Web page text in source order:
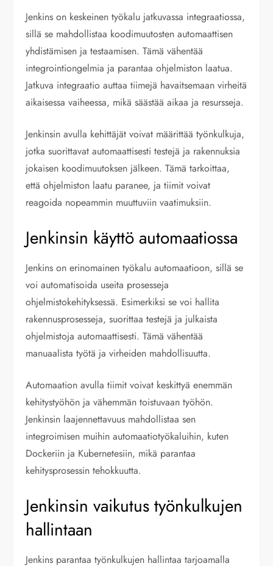
Jenkins on keskeinen työkalu jatkuvassa integraatiossa,
sillä se mahdollistaa koodimuutosten automaattisen
yhdistämisen ja testaamisen. Tämä vähentää
integrointiongelmia ja parantaa ohjelmiston laatua.
Jatkuva integraatio auttaa tiimejä havaitsemaan virheitä
aikaisessa vaiheessa, mikä säästää aikaa ja resursseja.
Jenkinsin avulla kehittäjät voivat määrittää työnkulkuja,
jotka suorittavat automaattisesti testejä ja rakennuksia
jokaisen koodimuutoksen jälkeen. Tämä tarkoittaa,
että ohjelmiston laatu paranee, ja tiimit voivat
reagoida nopeammin muuttuviin vaatimuksiin.
Jenkinsin käyttö automaatiossa
Jenkins on erinomainen työkalu automaatioon, sillä se
voi automatisoida useita prosesseja
ohjelmistokehityksessä. Esimerkiksi se voi hallita
rakennusprosesseja, suorittaa testejä ja julkaista
ohjelmistoja automaattisesti. Tämä vähentää
manuaalista työtä ja virheiden mahdollisuutta.
Automaation avulla tiimit voivat keskittyä enemmän
kehitystyöhön ja vähemmän toistuvaan työhön.
Jenkinsin laajennettavuus mahdollistaa sen
integroimisen muihin automaatiotyökaluihin, kuten
Dockeriin ja Kubernetesiin, mikä parantaa
kehitysprosessin tehokkuutta.
Jenkinsin vaikutus työnkulkujen
hallintaan
Jenkins parantaa työnkulkujen hallintaa tarjoamalla